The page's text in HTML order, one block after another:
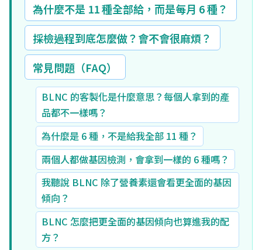
為什麼不是 11 種全部給，而是每月 6 種？
採檢過程到底怎麼做？會不會很麻煩？
常見問題（FAQ）
BLNC 的客製化是什麼意思？每個人拿到的產
品都不一樣嗎？
為什麼是 6 種，不是給我全部 11 種？
兩個人都做基因檢測，會拿到一樣的 6 種嗎？
我聽說 BLNC 除了營養素還會看更全面的基因
傾向？
BLNC 怎麼把更全面的基因傾向也算進我的配
方？